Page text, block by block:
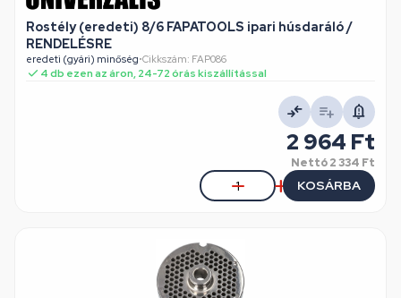
Rostély (eredeti) 8/6 FAPATOOLS ipari húsdaráló /
RENDELÉSRE
eredeti (gyári) minőség•Cikkszám: FAP086
4 db ezen az áron, 24-72 órás kiszállítással
2 964 Ft
Nettó2 334 Ft
KOSÁRBA